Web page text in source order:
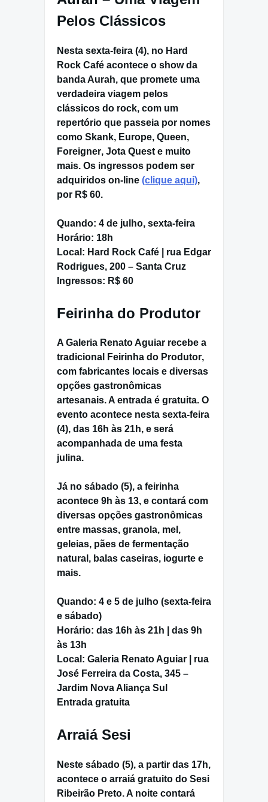
Pelos Clássicos
Nesta sexta-feira (4), no Hard
Rock Café acontece o show da
bandaAurah, que promete uma
verdadeira viagem pelos
clássicos do rock, com um
repertório que passeia por nomes
como Skank, Europe, Queen,
Foreigner, Jota Quest e muito
mais. Os ingressos podem ser
adquiridos on-line (clique aqui),
por R$ 60.
Quando: 4 de julho, sexta-feira
Horário: 18h
Local: Hard Rock Café | rua Edgar
Rodrigues, 200 – Santa Cruz
Ingressos: R$ 60
Feirinha do Produtor
A Galeria Renato Aguiar recebe a
tradicional
Feirinha do Produtor,
com fabricantes locais e diversas
opções gastronômicas
artesanais. A entrada é gratuita. O
evento acontece nesta sexta-feira
(4), das 16h às 21h, e será
acompanhada de uma festa
julina.
Já no sábado (5), a feirinha
acontece 9h às 13, e contará com
diversas opções gastronômicas
entre massas, granola, mel,
geleias, pães de fermentação
natural, balas caseiras, iogurte e
mais.
Quando: 4 e 5 de julho (sexta-feira
e sábado)
Horário: das 16h às 21h | das 9h
às 13h
Local: Galeria Renato Aguiar | rua
José Ferreira da Costa, 345 –
Jardim Nova Aliança Sul
Entrada gratuita
Arraiá Sesi
Neste sábado (5), a partir das 17h,
acontece o arraiá gratuito do Sesi
Ribeirão Preto. A noite contará